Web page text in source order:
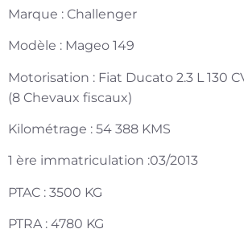
Marque : Challenger
Modèle : Mageo 149
Motorisation : Fiat Ducato 2.3 L 130
(8 Chevaux fiscaux)
Kilométrage : 54 388 KMS
1 ère immatriculation :03/2013
PTAC : 3500 KG
PTRA : 4780 KG